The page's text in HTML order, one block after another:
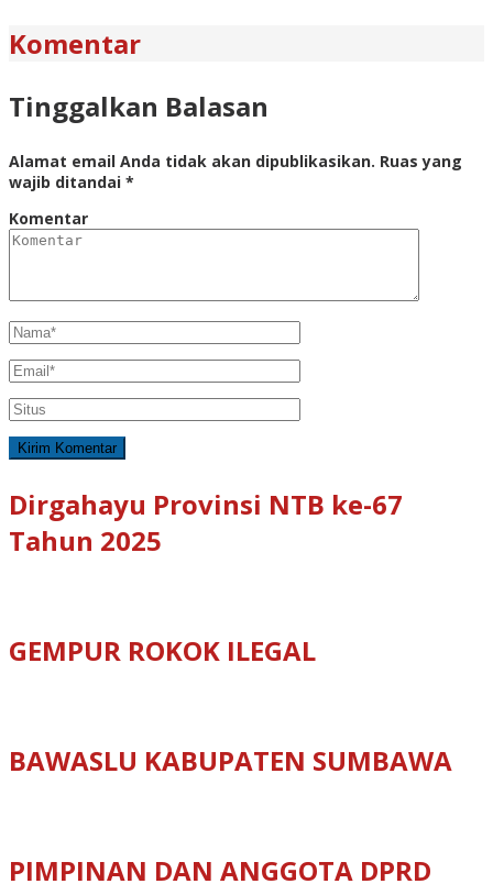
Komentar
Tinggalkan Balasan
Alamat email Anda tidak akan dipublikasikan. Ruas yang
wajib ditandai *
Komentar
Dirgahayu Provinsi NTB ke-67
Tahun 2025
GEMPUR ROKOK ILEGAL
BAWASLU KABUPATEN SUMBAWA
PIMPINAN DAN ANGGOTA DPRD